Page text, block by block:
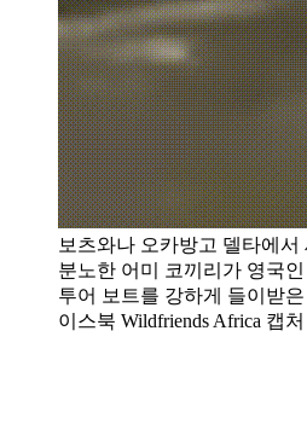
보츠와나 오카방고 델타에
분노한 어미 코끼리가 영국
투어 보트를 강하게 들이받
이스북 Wildfriends Africa 캡처